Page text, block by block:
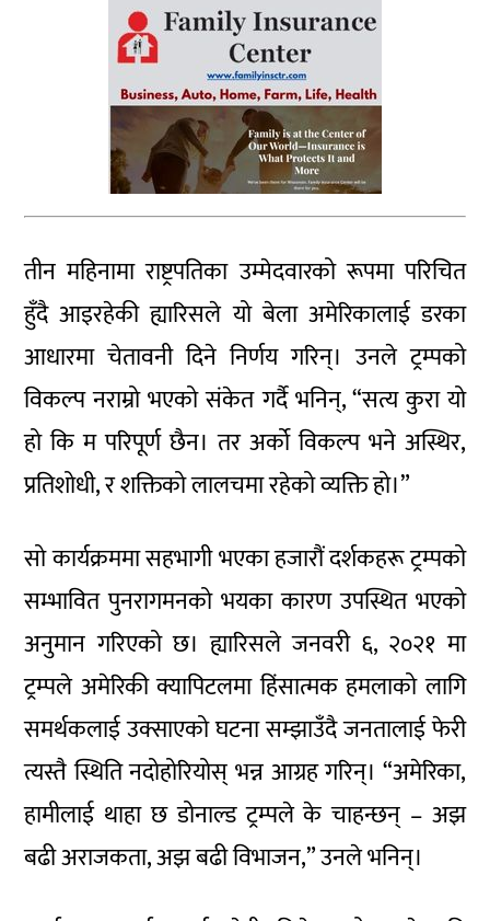
तीन महिनामा राष्ट्रपतिका उम्मेदवारको रूपमा परिचित
हुँदै आइरहेकी ह्यारिसले यो बेला अमेरिकालाई डरका
आधारमा चेतावनी दिने निर्णय गरिन्। उनले ट्रम्पको
विकल्प नराम्रो भएको संकेत गर्दै भनिन्, “सत्य कुरा यो
हो कि म परिपूर्ण छैन। तर अर्को विकल्प भने अस्थिर,
प्रतिशोधी, र शक्तिको लालचमा रहेको व्यक्ति हो।”
सो कार्यक्रममा सहभागी भएका हजारौं दर्शकहरू ट्रम्पको
सम्भावित पुनरागमनको भयका कारण उपस्थित भएको
अनुमान गरिएको छ। ह्यारिसले जनवरी ६, २०२१ मा
ट्रम्पले अमेरिकी क्यापिटलमा हिंसात्मक हमलाको लागि
समर्थकलाई उक्साएको घटना सम्झाउँदै जनतालाई फेरी
त्यस्तै स्थिति नदोहोरियोस् भन्न आग्रह गरिन्। “अमेरिका,
हामीलाई थाहा छ डोनाल्ड ट्रम्पले के चाहन्छन् – अझ
बढी अराजकता, अझ बढी विभाजन,” उनले भनिन्।